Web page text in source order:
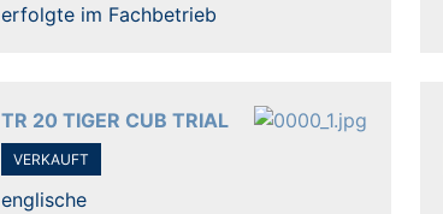
erfolgte im Fachbetrieb
TR 20 TIGER CUB TRIAL
VERKAUFT
englische